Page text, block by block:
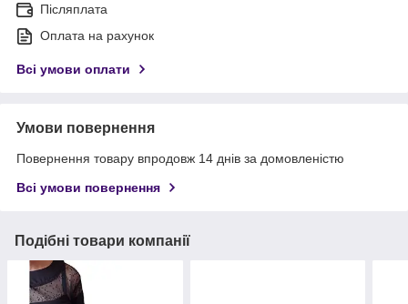
Післяплата
Оплата на рахунок
Всі умови оплати
Умови повернення
Повернення товару впродовж 14 днів за домовленістю
Всі умови повернення
Подібні товари компанії